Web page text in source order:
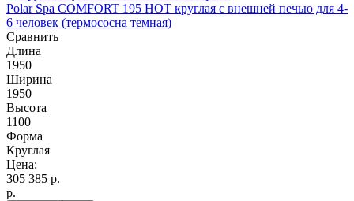
Polar Spa COMFORT 195 HOT круглая с внешней печью для 4-
6 человек (термососна темная)
Сравнить
Длина
1950
Ширина
1950
Высота
1100
Форма
Круглая
Цена:
305 385 р.
р.